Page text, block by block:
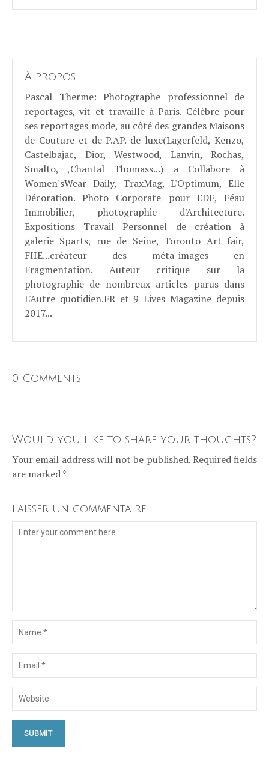
À propos
Pascal Therme: Photographe professionnel de
reportages, vit et travaille à Paris. Célèbre pour
ses reportages mode, au côté des grandes Maisons
de Couture et de P.AP. de luxe(Lagerfeld, Kenzo,
Castelbajac, Dior, Westwood, Lanvin, Rochas,
Smalto, ,Chantal Thomass...) a Collabore à
Women'sWear Daily, TraxMag, L'Optimum, Elle
Décoration. Photo Corporate pour EDF, Féau
Immobilier, photographie d'Architecture.
Expositions Travail Personnel de création à
galerie Sparts, rue de Seine, Toronto Art fair,
FIIE...créateur des méta-images en
Fragmentation. Auteur critique sur la
photographie de nombreux articles parus dans
L'Autre quotidien.FR et 9 Lives Magazine depuis
2017...
0 Comments
Would you like to share your thoughts?
Your email address will not be published. Required fields
are marked *
Laisser un commentaire